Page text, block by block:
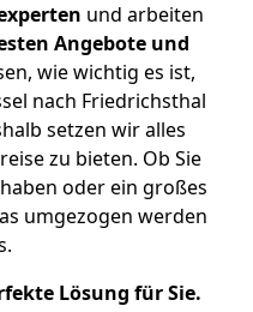
und arbeiten
Angebote und
wie wichtig es ist,
nach Friedrichsthal
setzen wir alles
zu bieten. Ob Sie
oder ein großes
umgezogen werden
Lösung für Sie.